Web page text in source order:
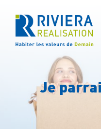
Je